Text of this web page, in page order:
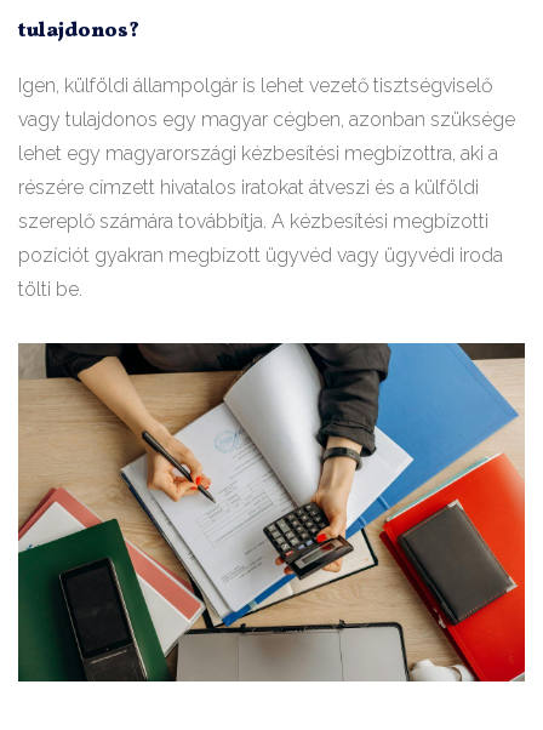
tulajdonos?
Igen, külföldi állampolgár is lehet vezető tisztségviselő
vagy tulajdonos egy magyar cégben, azonban szüksége
lehet egy magyarországi kézbesítési megbízottra, aki a
részére címzett hivatalos iratokat átveszi és a külföldi
szereplő számára továbbítja. A kézbesítési megbízotti
pozíciót gyakran megbízott ügyvéd vagy ügyvédi iroda
tölti be.